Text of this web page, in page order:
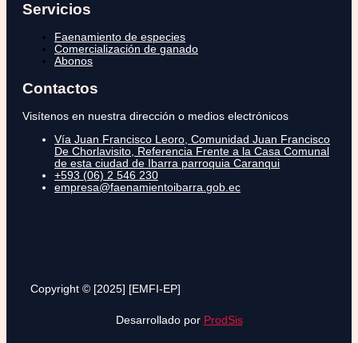
Servicios
Faenamiento de especies
Comercialización de ganado
Abonos
Contactos
Visítenos en nuestra dirección o medios electrónicos
Vía Juan Francisco Leoro, Comunidad Juan Francisco
De Chorlavisito, Referencia Frente a la Casa Comunal
de esta ciudad de Ibarra parroquia Caranqui
+593 (06) 2 546 230
empresa@faenamientoibarra.gob.ec
Copyright © [2025] [EMFI-EP]
Desarrollado por ProdSis